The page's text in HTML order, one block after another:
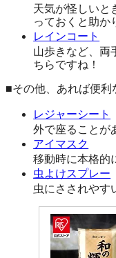
天気が怪しいと
っておくと助か
レインコート
山歩きなど、両
ちらですね！
■その他、あれば便利
レジャーシート
外で座ることが
アイマスク
移動時に本格的
虫よけスプレー
虫にさされやす